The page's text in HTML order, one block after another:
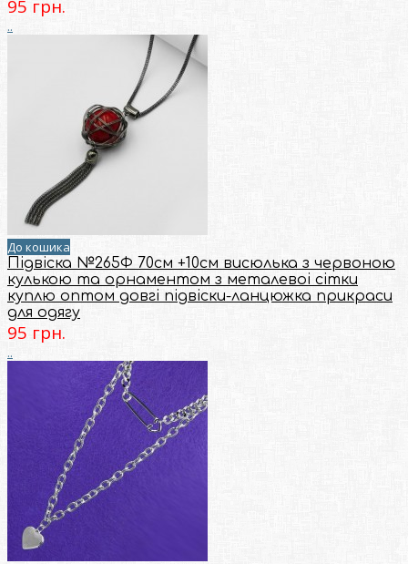
95 грн.
..
До кошика
Підвіска №265Ф 70см +10см висюлька з червоною
кулькою та орнаментом з металевоi сiтки
куплю оптом довгі підвіски-ланцюжка прикраси
для одягу
95 грн.
..